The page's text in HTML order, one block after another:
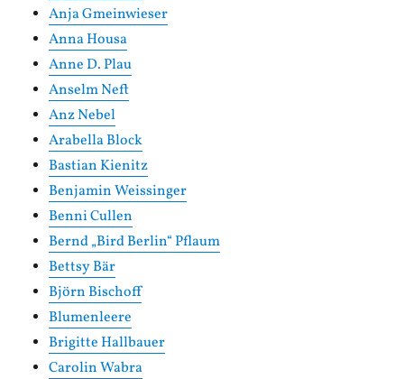
Anja Gmeinwieser
Anna Housa
Anne D. Plau
Anselm Neft
Anz Nebel
Arabella Block
Bastian Kienitz
Benjamin Weissinger
Benni Cullen
Bernd „Bird Berlin“ Pflaum
Bettsy Bär
Björn Bischoff
Blumenleere
Brigitte Hallbauer
Carolin Wabra